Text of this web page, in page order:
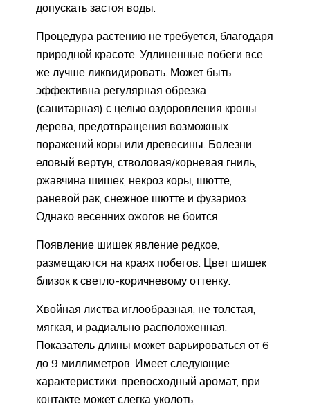
допускать застоя воды.
Процедура растению не требуется, благодаря
природной красоте. Удлиненные побеги все
же лучше ликвидировать. Может быть
эффективна регулярная обрезка
(санитарная) с целью оздоровления кроны
дерева, предотвращения возможных
поражений коры или древесины. Болезни:
еловый вертун, стволовая/корневая гниль,
ржавчина шишек, некроз коры, шютте,
раневой рак, снежное шютте и фузариоз.
Однако весенних ожогов не боится.
Появление шишек явление редкое,
размещаются на краях побегов. Цвет шишек
близок к светло-коричневому оттенку.
Хвойная листва иглообразная, не толстая,
мягкая, и радиально расположенная.
Показатель длины может варьироваться от 6
до 9 миллиметров. Имеет следующие
характеристики: превосходный аромат, при
контакте может слегка уколоть,